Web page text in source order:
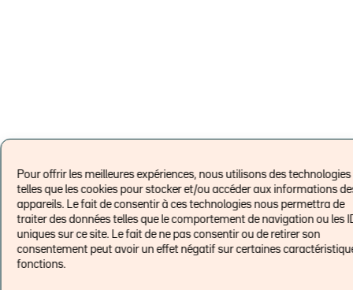
Pour offrir les meilleures expériences, nous utilisons des technologies
telles que les cookies pour stocker et/ou accéder aux informations
appareils. Le fait de consentir à ces technologies nous permettra de
traiter des données telles que le comportement de navigation ou les
uniques sur ce site. Le fait de ne pas consentir ou de retirer son
consentement peut avoir un effet négatif sur certaines
fonctions.